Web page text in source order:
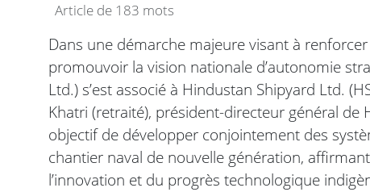
Article de 183 mots
Dans une démarche majeure visant à
promouvoir la vision nationale d’autonomie
Ltd.) s’est associé à Hindustan Shipyard Ltd.
Khatri (retraité), président-directeur général
objectif de développer conjointement des
chantier naval de nouvelle génération,
l’innovation et du progrès technologique